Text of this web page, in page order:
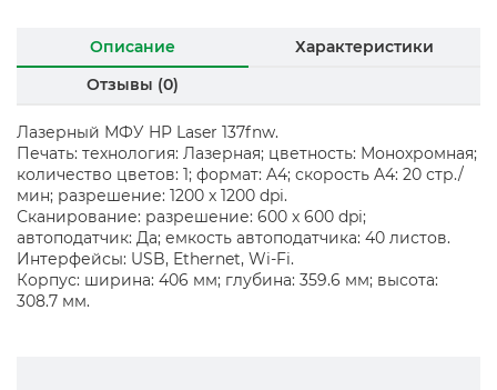
Описание
Характеристики
Отзывы (0)
Лазерный МФУ HP Laser 137fnw.
Печать: технология: Лазерная; цветность: Монохромная;
количество цветов: 1; формат: A4; скорость A4: 20 стр./
мин; разрешение: 1200 x 1200 dpi.
Сканирование: разрешение: 600 x 600 dpi;
автоподатчик: Да; емкость автоподатчика: 40 листов.
Интерфейсы: USB, Ethernet, Wi-Fi.
Корпус: ширина: 406 мм; глубина: 359.6 мм; высота:
308.7 мм.